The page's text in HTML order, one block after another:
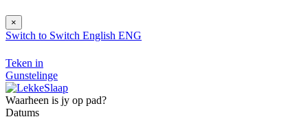
×
Switch to Switch English ENG
Teken in
Gunstelinge
Waarheen is jy op pad?
Datums